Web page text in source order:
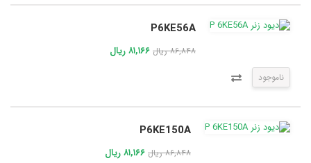
P6KE56A
۸۶,۸۴۸ ریال ۸۱,۱۶۶ ریال
ناموجود
P6KE150A
۸۶,۸۴۸ ریال ۸۱,۱۶۶ ریال